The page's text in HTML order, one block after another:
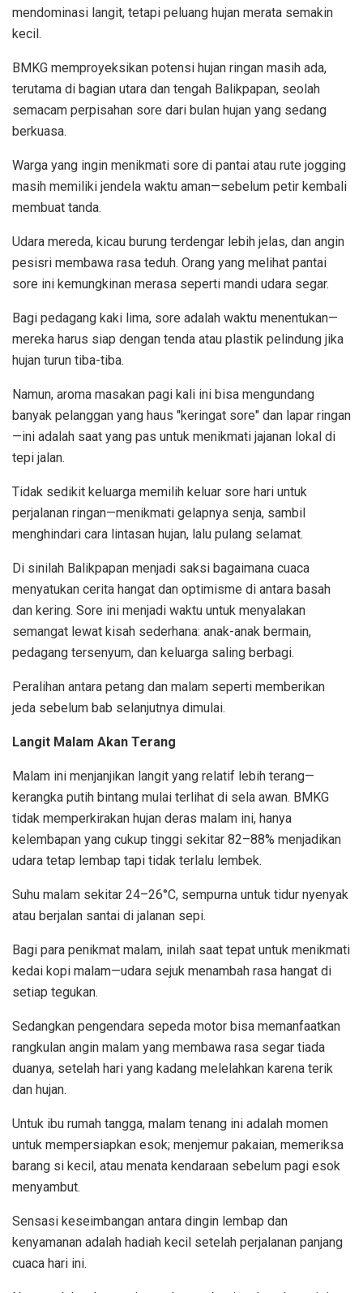
mendominasi langit, tetapi peluang hujan merata semakin
kecil.
BMKG memproyeksikan potensi hujan ringan masih ada,
terutama di bagian utara dan tengah Balikpapan, seolah
semacam perpisahan sore dari bulan hujan yang sedang
berkuasa.
Warga yang ingin menikmati sore di pantai atau rute jogging
masih memiliki jendela waktu aman—sebelum petir kembali
membuat tanda.
Udara mereda, kicau burung terdengar lebih jelas, dan angin
pesisri membawa rasa teduh. Orang yang melihat pantai
sore ini kemungkinan merasa seperti mandi udara segar.
Bagi pedagang kaki lima, sore adalah waktu menentukan—
mereka harus siap dengan tenda atau plastik pelindung jika
hujan turun tiba-tiba.
Namun, aroma masakan pagi kali ini bisa mengundang
banyak pelanggan yang haus "keringat sore" dan lapar ringan
—ini adalah saat yang pas untuk menikmati jajanan lokal di
tepi jalan.
Tidak sedikit keluarga memilih keluar sore hari untuk
perjalanan ringan—menikmati gelapnya senja, sambil
menghindari cara lintasan hujan, lalu pulang selamat.
Di sinilah Balikpapan menjadi saksi bagaimana cuaca
menyatukan cerita hangat dan optimisme di antara basah
dan kering. Sore ini menjadi waktu untuk menyalakan
semangat lewat kisah sederhana: anak-anak bermain,
pedagang tersenyum, dan keluarga saling berbagi.
Peralihan antara petang dan malam seperti memberikan
jeda sebelum bab selanjutnya dimulai.
Langit Malam Akan Terang
Malam ini menjanjikan langit yang relatif lebih terang—
kerangka putih bintang mulai terlihat di sela awan. BMKG
tidak memperkirakan hujan deras malam ini, hanya
kelembapan yang cukup tinggi sekitar 82–88% menjadikan
udara tetap lembap tapi tidak terlalu lembek.
Suhu malam sekitar 24–26°C, sempurna untuk tidur nyenyak
atau berjalan santai di jalanan sepi.
Bagi para penikmat malam, inilah saat tepat untuk menikmati
kedai kopi malam—udara sejuk menambah rasa hangat di
setiap tegukan.
Sedangkan pengendara sepeda motor bisa memanfaatkan
rangkulan angin malam yang membawa rasa segar tiada
duanya, setelah hari yang kadang melelahkan karena terik
dan hujan.
Untuk ibu rumah tangga, malam tenang ini adalah momen
untuk mempersiapkan esok; menjemur pakaian, memeriksa
barang si kecil, atau menata kendaraan sebelum pagi esok
menyambut.
Sensasi keseimbangan antara dingin lembap dan
kenyamanan adalah hadiah kecil setelah perjalanan panjang
cuaca hari ini.